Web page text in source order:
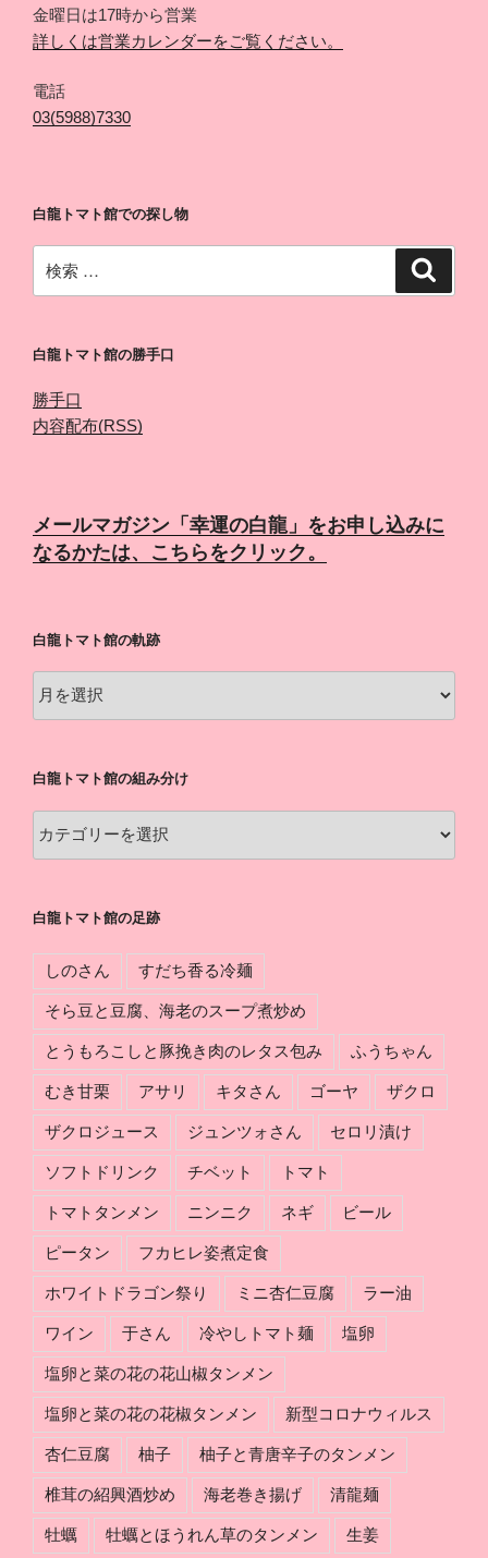
金曜日は17時から営業
詳しくは営業カレンダーをご覧ください。
電話
03(5988)7330
白龍トマト館での探し物
索:
白龍トマト館の勝手口
勝手口
内容配布(RSS)
メールマガジン「幸運の白龍」をお申し込みに
なるかたは、こちらをクリック。
白龍トマト館の軌跡
龍
ト
館
の
軌
白龍トマト館の組み分け
龍
ト
館
み
分
け
白龍トマト館の足跡
しのさん すだち香る冷麺
そら豆と豆腐、海老のスープ煮炒め
とうもろこしと豚挽き肉のレタス包み ふうちゃん
むき甘栗 アサリ キタさん ゴーヤ ザクロ
ザクロジュース ジュンツォさん セロリ漬け
ソフトドリンク チベット トマト
トマトタンメン ニンニク ネギ ビール
ピータン フカヒレ姿煮定食
ホワイトドラゴン祭り ミニ杏仁豆腐 ラー油
ワイン 于さん 冷やしトマト麺 塩卵
塩卵と菜の花の花山椒タンメン
塩卵と菜の花の花椒タンメン 新型コロナウィルス
杏仁豆腐 柚子 柚子と青唐辛子のタンメン
椎茸の紹興酒炒め 海老巻き揚げ 清龍麺
牡蠣 牡蠣とほうれん草のタンメン 生姜